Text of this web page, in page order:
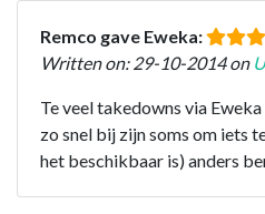
Remco gave Eweka:
Written on: 29-10-2014 on
Te veel takedowns via
zo snel bij zijn soms om iets
het beschikbaar is) anders